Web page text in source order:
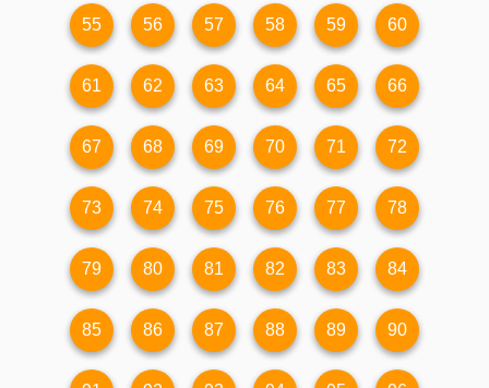
55 56 57 58 59 60
61 62 63 64 65 66
67 68 69 70 71 72
73 74 75 76 77 78
79 80 81 82 83 84
85 86 87 88 89 90